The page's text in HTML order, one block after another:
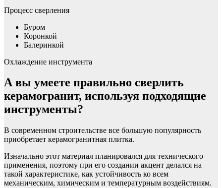
Процесс сверления
Буром
Коронкой
Балеринкой
Охлаждение инструмента
А вы умеете правильно сверлить
керамогранит, используя подходящие
инструменты?
В современном строительстве все большую популярность
приобретает керамогранитная плитка.
Изначально этот материал планировался для технического
применения, поэтому при его создании акцент делался на
такой характеристике, как устойчивость ко всем
механическим, химическим и температурным воздействиям.